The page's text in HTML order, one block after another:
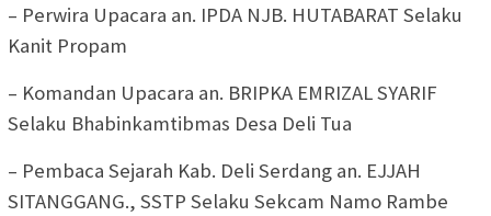
– Perwira Upacara an. IPDA NJB. HUTABARAT Selaku
Kanit Propam
– Komandan Upacara an. BRIPKA EMRIZAL SYARIF
Selaku Bhabinkamtibmas Desa Deli Tua
– Pembaca Sejarah Kab. Deli Serdang an. EJJAH
SITANGGANG., SSTP Selaku Sekcam Namo Rambe